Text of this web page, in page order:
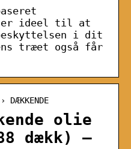
er ideel til at
i dit
træet også får
olie
dækk) –